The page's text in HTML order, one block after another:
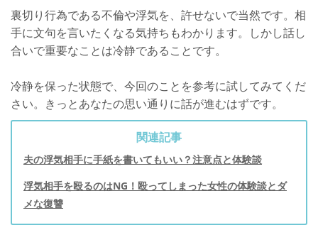
裏切り行為である不倫や浮気を、許せないで当然です。相
手に文句を言いたくなる気持ちもわかります。しかし話し
合いで重要なことは冷静であることです。
冷静を保った状態で、今回のことを参考に試してみてくだ
さい。きっとあなたの思い通りに話が進むはずです。
関連記事
夫の浮気相手に手紙を書いてもいい？注意点と体験談
浮気相手を殴るのはNG！殴ってしまった女性の体験談とダ
メな復讐